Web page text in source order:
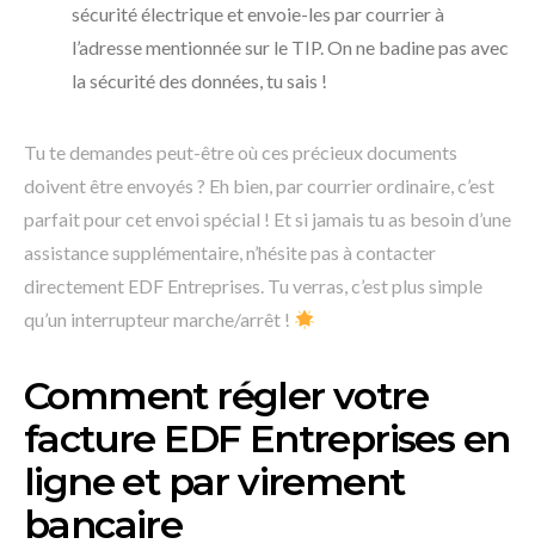
sécurité électrique et envoie-les par courrier à
l’adresse mentionnée sur le TIP. On ne badine pas avec
la sécurité des données, tu sais !
Tu te demandes peut-être où ces précieux documents
doivent être envoyés ? Eh bien, par courrier ordinaire, c’est
parfait pour cet envoi spécial ! Et si jamais tu as besoin d’une
assistance supplémentaire, n’hésite pas à contacter
directement EDF Entreprises. Tu verras, c’est plus simple
qu’un interrupteur marche/arrêt !
Comment régler votre
facture EDF Entreprises en
ligne et par virement
bancaire